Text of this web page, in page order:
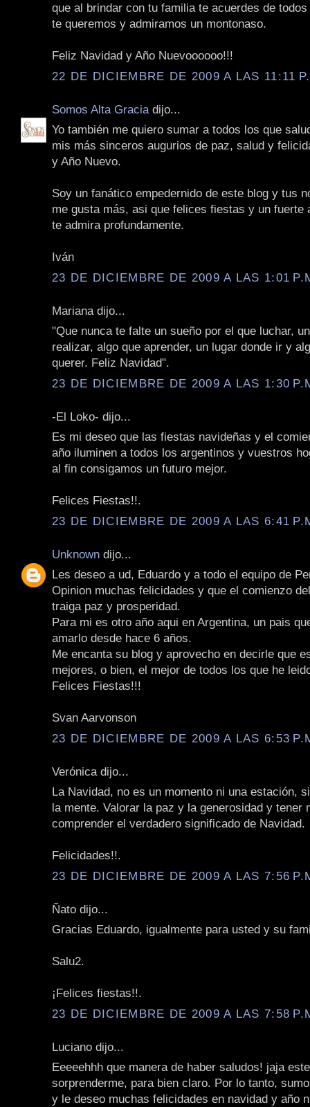
que al brindar con tu familia te acuerdes de
te queremos y admiramos un montonaso.
Feliz Navidad y Año Nuevoooooo!!!
22 DE DICIEMBRE DE 2009 A LAS 11:11
Somos Alta Gracia dijo...
Yo también me quiero sumar a todos los que
mis más sinceros augurios de paz, salud y
y Año Nuevo.
Soy un fanático empedernido de este blog y tus
me gusta más, asi que felices fiestas y un fuerte
te admira profundamente.
Iván
23 DE DICIEMBRE DE 2009 A LAS 1:01
Mariana dijo...
"Que nunca te falte un sueño por el que luchar,
realizar, algo que aprender, un lugar donde ir y
querer. Feliz Navidad".
23 DE DICIEMBRE DE 2009 A LAS 1:30
-El Loko- dijo...
Es mi deseo que las fiestas navideñas y el
año iluminen a todos los argentinos y vuestros
al fin consigamos un futuro mejor.
Felices Fiestas!!.
23 DE DICIEMBRE DE 2009 A LAS 6:41
Unknown dijo...
Les deseo a ud, Eduardo y a todo el equipo de
Opinion muchas felicidades y que el comienzo
traiga paz y prosperidad.
Para mi es otro año aqui en Argentina, un pais
amarlo desde hace 6 años.
Me encanta su blog y aprovecho en decirle que
mejores, o bien, el mejor de todos los que he
Felices Fiestas!!!
Svan Aarvonson
23 DE DICIEMBRE DE 2009 A LAS 6:53
Verónica dijo...
La Navidad, no es un momento ni una estación,
la mente. Valorar la paz y la generosidad y tener
comprender el verdadero significado de Navidad.
Felicidades!!.
23 DE DICIEMBRE DE 2009 A LAS 7:56
Ñato dijo...
Gracias Eduardo, igualmente para usted y su
Salu2.
¡Felices fiestas!!.
23 DE DICIEMBRE DE 2009 A LAS 7:58
Luciano dijo...
Eeeeehhh que manera de haber saludos! jaja
sorprenderme, para bien claro. Por lo tanto,
y le deseo muchas felicidades en navidad y año